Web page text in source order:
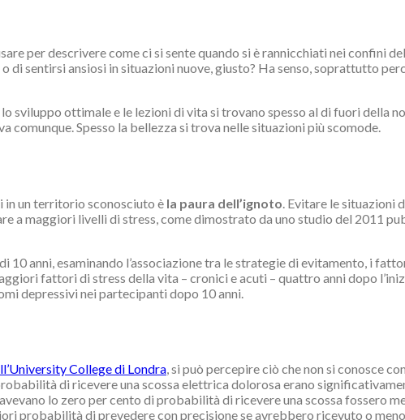
per descrivere come ci si sente quando si è rannicchiati nei confini
di sentirsi ansiosi in situazioni nuove, giusto? Ha senso, soprattutto
sviluppo ottimale e le lezioni di vita si trovano spesso al di fuori della
comunque. Spesso la bellezza si trova nelle situazioni più scomode.
in un territorio sconosciuto è la paura dell’ignoto . Evitare le situazioni
a maggiori livelli di stress, come dimostrato da uno studio del 2011
anni, esaminando l’associazione tra le strategie di evitamento, i
fattori di stress della vita – cronici e acuti – quattro anni dopo
depressivi nei partecipanti dopo 10 anni.
College di Londra, si può percepire ciò che non si conosce
di ricevere una scossa elettrica dolorosa erano
lo zero per cento di probabilità di ricevere una scossa fossero
probabilità di prevedere con precisione se avrebbero ricevuto o meno